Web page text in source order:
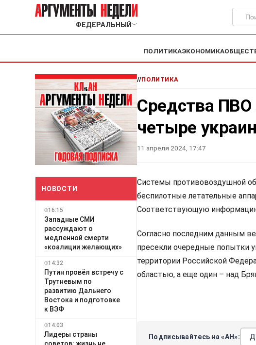
ФЕДЕРАЛЬНЫЙ ﹀
ПОЛИТИКАЭКОНОМИКА
НОВОСТИ
16:15
Западные СМИ
рассуждают о
медленной смерти
«коалиции желающих»
14:32
Путин провёл встречу с
Трутневым по
развитию Дальнего
Востока и подготовке
к ВЭФ
14:03
Лидеры страны
советов: жизнь не
//ПОЛИТИКА
Средства ПВО
четыре
11 апреля 2024, 17:47
Системы противовоздушной
беспилотные летательные
Соответствующую
Согласно последним данным
пресекли очередные попытки
территории Российской
областью, а еще один – над
Подписывайтесь на «АН»: